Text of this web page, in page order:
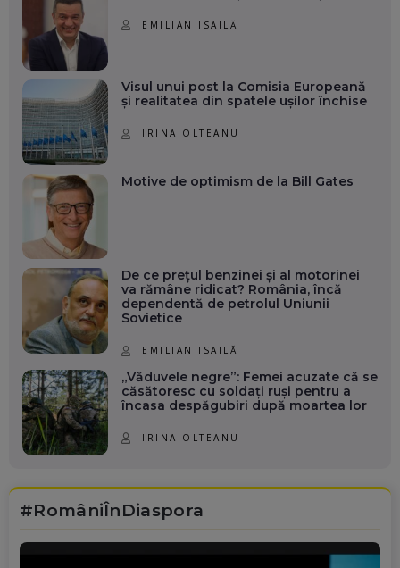
EMILIAN ISAILĂ
Visul unui post la Comisia Europeană
și realitatea din spatele ușilor închise
IRINA OLTEANU
Motive de optimism de la Bill Gates
De ce prețul benzinei și al motorinei
va rămâne ridicat? România, încă
dependentă de petrolul Uniunii
Sovietice
EMILIAN ISAILĂ
„Văduvele negre”: Femei acuzate că se
căsătoresc cu soldați ruși pentru a
încasa despăgubiri după moartea lor
IRINA OLTEANU
#RomâniÎnDiaspora